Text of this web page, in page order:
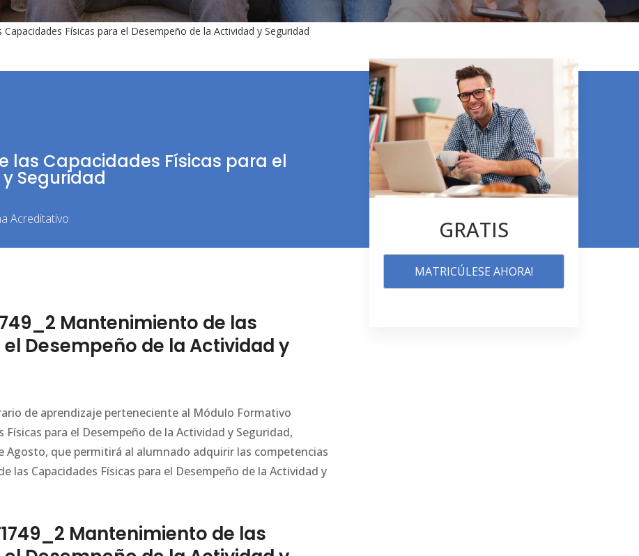
Físicas para el Desempeño de la Actividad y Seguridad
las Capacidades Físicas para el
Seguridad
Acreditativo
Mantenimiento de las
Desempeño de la Actividad y
de aprendizaje perteneciente al Módulo Formativo
para el Desempeño de la Actividad y Seguridad,
Agosto, que permitirá al alumnado adquirir las competencias
Capacidades Físicas para el Desempeño de la Actividad y
Mantenimiento de las
GRATIS
MATRICÚLESE AHORA!